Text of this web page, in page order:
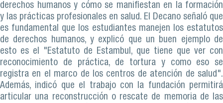
derechos humanos y cómo se manifiestan en la formación
y las prácticas profesionales en salud. El Decano señaló que
es fundamental que los estudiantes manejen los estatutos
de derechos humanos, y explicó que un buen ejemplo de
esto es el "Estatuto de Estambul, que tiene que ver con
reconocimiento de práctica, de tortura y como eso se
registra en el marco de los centros de atención de salud".
Además, indicó que el trabajo con la fundación permitirá
articular una reconstrucción o rescate de memoria de las